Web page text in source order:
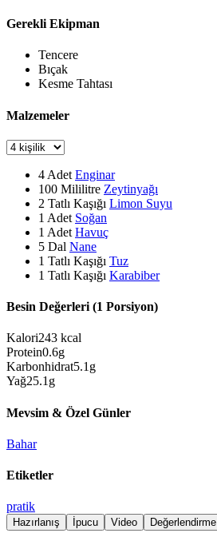
Gerekli Ekipman
Tencere
Bıçak
Kesme Tahtası
Malzemeler
4 Adet Enginar
100 Mililitre Zeytinyağı
2 Tatlı Kaşığı Limon Suyu
1 Adet Soğan
1 Adet Havuç
5 Dal Nane
1 Tatlı Kaşığı Tuz
1 Tatlı Kaşığı Karabiber
Besin Değerleri (1 Porsiyon)
Kalori243 kcal
Protein0.6g
Karbonhidrat5.1 g
Yağ25.1 g
Mevsim & Özel Günler
Bahar
Etiketler
pratik
Hazırlanış İpucu Video Değerlendirme